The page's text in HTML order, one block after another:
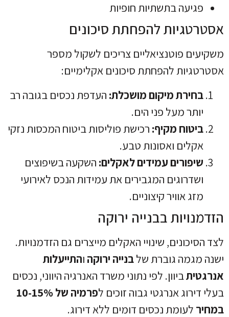
פגיעה בתשתיות חופיות
אסטרטגיות להפחתת סיכונים
משקיעים פוטנציאליים צריכים לשקול מספר
אסטרטגיות להפחתת סיכונים אקלימיים:
בחירת מיקום מושכלת: העדפת נכסים בגובה רב
יותר מעל פני הים.
ביטוח מקיף: רכישת פוליסות ביטוח המכסות נזקי
אקלים ואסונות טבע.
שיפורים עמידים לאקלים: השקעה בשיפוצים
ושדרוגים המגבירים את עמידות הנכס לאירועי
מזג אוויר קיצוניים.
הזדמנויות בבנייה ירוקה
לצד הסיכונים, שינויי האקלים מייצרים גם הזדמנויות.
ישנה מגמה גוברת שלבנייה ירוקה והתייעלות
אנרגטיתביוון. לפי נתוני משרד האנרגיה היווני, נכסים
בעלי דירוג אנרגטי גבוה זוכים ל
פרמיה של 10-15%
במחיר לעומת נכסים דומים ללא דירוג.